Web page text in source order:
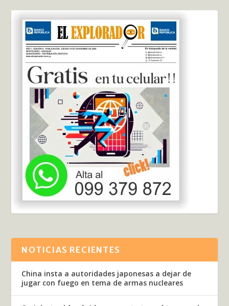
NOTICIAS RECIENTES
China insta a autoridades japonesas a dejar de
jugar con fuego en tema de armas nucleares